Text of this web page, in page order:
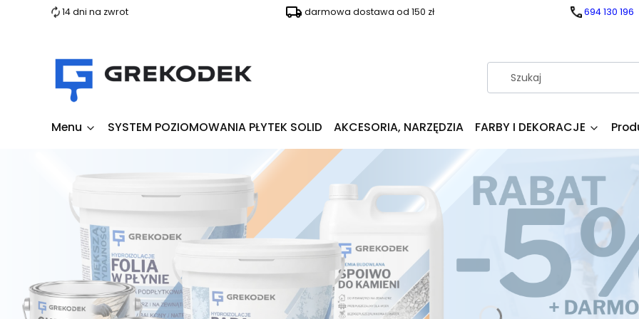
14 dni na zwrot darmowa dostawa od 150 zł 694 130 196
Menu SYSTEM POZIOMOWANIA PŁYTEK SOLID AKCESORIA, NARZĘDZIA FARBY I DEKORACJE